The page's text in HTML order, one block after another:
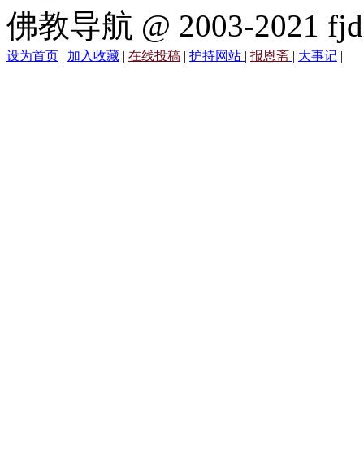
佛教导航 @ 2003-2021
设为首页 | 加入收藏 | 在线投稿 | 护持网站 | 报恩斋 | 大事记 |